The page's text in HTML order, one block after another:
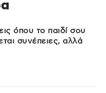
όπου το παιδί σου
συνέπειες, αλλά